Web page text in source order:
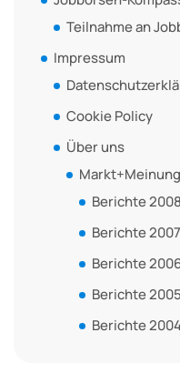
Teilnahme an
Impressum
Cookie Policy
Über uns
Markt+Meinung
Berichte 2008
Berichte 2007
Berichte
Berichte 2005
Berichte